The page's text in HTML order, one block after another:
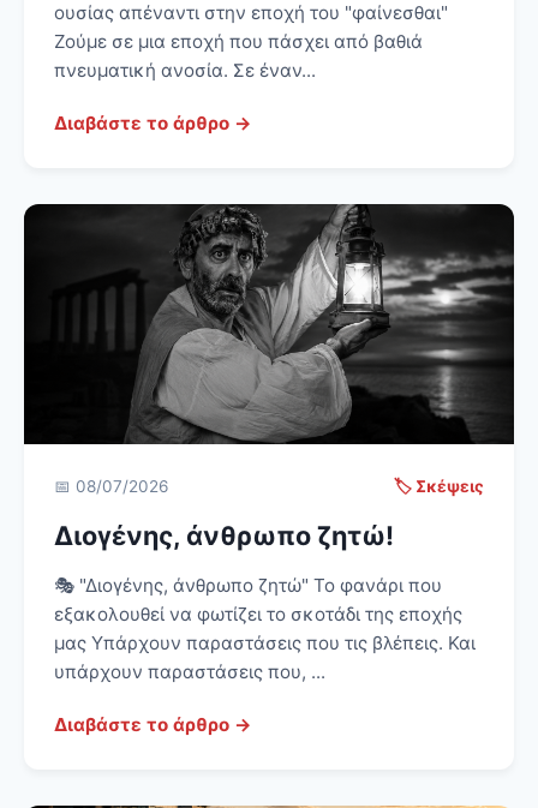
ουσίας απέναντι στην εποχή του "φαίνεσθαι"
Ζούμε σε μια εποχή που πάσχει από βαθιά
πνευματική ανοσία. Σε έναν...
Διαβάστε το άρθρο →
📅 08/07/2026 🏷️ Σκέψεις
Διογένης, άνθρωπο ζητώ!
🎭 "Διογένης, άνθρωπο ζητώ" Το φανάρι που
εξακολουθεί να φωτίζει το σκοτάδι της εποχής
μας Υπάρχουν παραστάσεις που τις βλέπεις. Και
υπάρχουν παραστάσεις που, ...
Διαβάστε το άρθρο →